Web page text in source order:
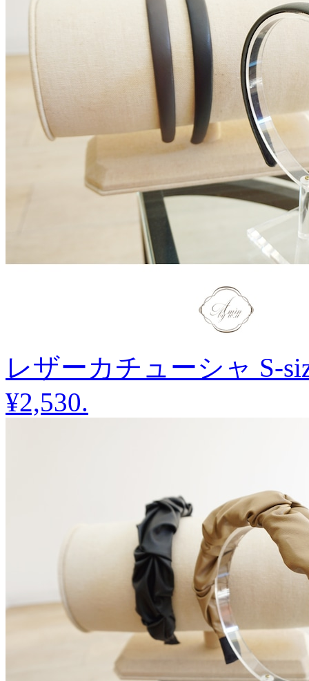
レザーカチューシャ S-
¥2,530.